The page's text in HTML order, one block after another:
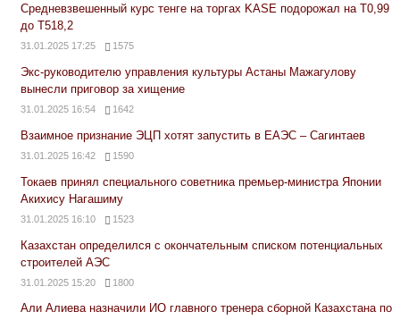
Средневзвешенный курс тенге на торгах KASE подорожал на Т0,99
до Т518,2
31.01.2025 17:25 1575
Экс-руководителю управления культуры Астаны Мажагулову
вынесли приговор за хищение
31.01.2025 16:54 1642
Взаимное признание ЭЦП хотят запустить в ЕАЭС – Сагинтаев
31.01.2025 16:42 1590
Токаев принял специального советника премьер-министра Японии
Акихису Нагашиму
31.01.2025 16:10 1523
Казахстан определился с окончательным списком потенциальных
строителей АЭС
31.01.2025 15:20 1800
Али Алиева назначили ИО главного тренера сборной Казахстана по